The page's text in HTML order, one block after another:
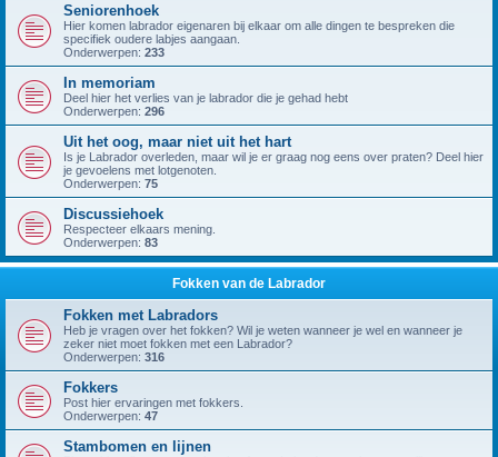
Seniorenhoek
Hier komen labrador eigenaren bij elkaar om alle dingen te bespreken die
specifiek oudere labjes aangaan.
Onderwerpen: 233
In memoriam
Deel hier het verlies van je labrador die je gehad hebt
Onderwerpen: 296
Uit het oog, maar niet uit het hart
Is je Labrador overleden, maar wil je er graag nog eens over praten? Deel hier
je gevoelens met lotgenoten.
Onderwerpen: 75
Discussiehoek
Respecteer elkaars mening.
Onderwerpen: 83
Fokken van de Labrador
Fokken met Labradors
Heb je vragen over het fokken? Wil je weten wanneer je wel en wanneer je
zeker niet moet fokken met een Labrador?
Onderwerpen: 316
Fokkers
Post hier ervaringen met fokkers.
Onderwerpen: 47
Stambomen en lijnen